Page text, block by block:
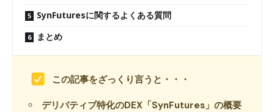
SynFuturesに関するよくある質問
まとめ
この記事をざっくり言うと・・・
デリバティブ特化のDEX「SynFutures」の概要